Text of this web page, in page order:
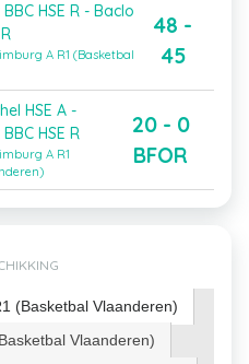
HSE R - Baclo
A R1 (Basketbal
48 -
45
HSE A -
HSE R
A R1
20 - 0
BFOR
(Basketbal Vlaanderen)
Vlaanderen)